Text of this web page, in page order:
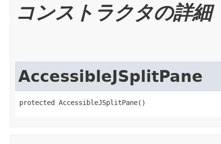
コンストラクタの詳細
AccessibleJSplitPane
protected AccessibleJSplitPane()